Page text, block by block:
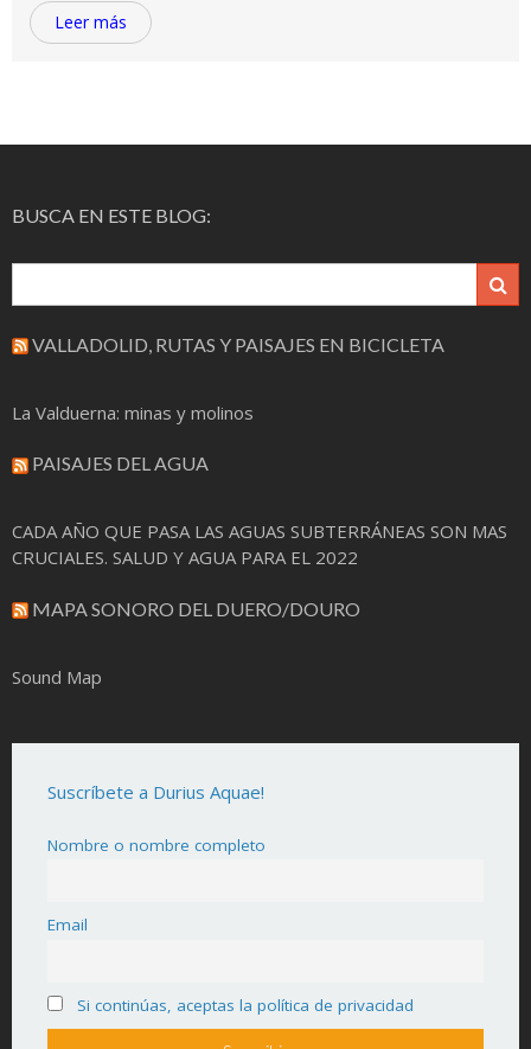
Leer más
BUSCA EN ESTE BLOG:
VALLADOLID, RUTAS Y PAISAJES EN BICICLETA
La Valduerna: minas y molinos
PAISAJES DEL AGUA
CADA AÑO QUE PASA LAS AGUAS SUBTERRÁNEAS SON MAS
CRUCIALES. SALUD Y AGUA PARA EL 2022
MAPA SONORO DEL DUERO/DOURO
Sound Map
Suscríbete a Durius Aquae!
Nombre o nombre completo
Email
Si continúas, aceptas la política de privacidad